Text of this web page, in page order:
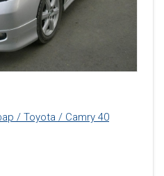
/ Toyota / Camry 40